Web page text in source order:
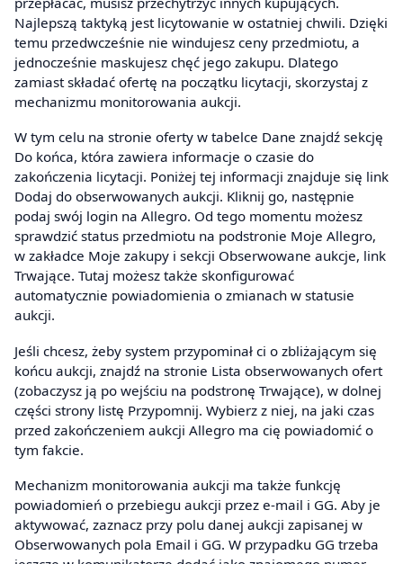
Najlepszą taktyką jest licytowanie w ostatniej chwili. Dzięki
temu przedwcześnie nie windujesz ceny przedmiotu, a
jednocześnie maskujesz chęć jego zakupu. Dlatego
zamiast składać ofertę na początku licytacji, skorzystaj z
mechanizmu monitorowania aukcji.
W tym celu na stronie oferty w tabelce Dane znajdź sekcję
Do końca, która zawiera informacje o czasie do
zakończenia licytacji. Poniżej tej informacji znajduje się link
Dodaj do obserwowanych aukcji. Kliknij go, następnie
podaj swój login na Allegro. Od tego momentu możesz
sprawdzić status przedmiotu na podstronie Moje Allegro,
w zakładce Moje zakupy i sekcji Obserwowane aukcje, link
Trwające. Tutaj możesz także skonfigurować
automatycznie powiadomienia o zmianach w statusie
aukcji.
Jeśli chcesz, żeby system przypominał ci o zbliżającym się
końcu aukcji, znajdź na stronie Lista obserwowanych ofert
(zobaczysz ją po wejściu na podstronę Trwające), w dolnej
części strony listę Przypomnij. Wybierz z niej, na jaki czas
przed zakończeniem aukcji Allegro ma cię powiadomić o
tym fakcie.
Mechanizm monitorowania aukcji ma także funkcję
powiadomień o przebiegu aukcji przez e-mail i GG. Aby je
aktywować, zaznacz przy polu danej aukcji zapisanej w
Obserwowanych pola Email i GG. W przypadku GG trzeba